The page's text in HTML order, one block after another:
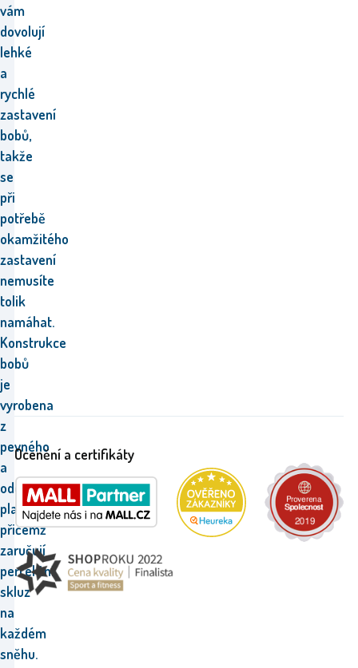
vám
dovolují
lehké
a
rychlé
zastavení
bobů,
takže
se
při
potřebě
okamžitého
zastavení
nemusíte
tolik
namáhat.
Konstrukce
bobů
je
vyrobena
z
pevného
a
odolného
plastu,
přičemž
zaručují
perfektní
skluz
na
každém
sněhu.
Ocenění a certifikáty